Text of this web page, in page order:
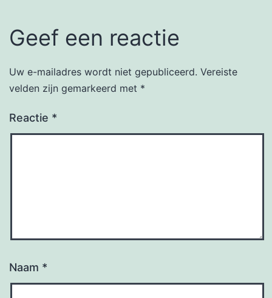
Geef een reactie
Uw e-mailadres wordt niet gepubliceerd. Vereiste
velden zijn gemarkeerd met *
Reactie *
Naam *